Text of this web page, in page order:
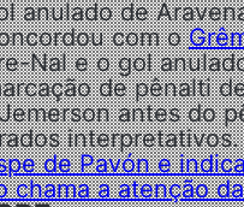
anulado de
com o
Nal e o gol
de pênalti
antes do
de Pavón e
a atenção